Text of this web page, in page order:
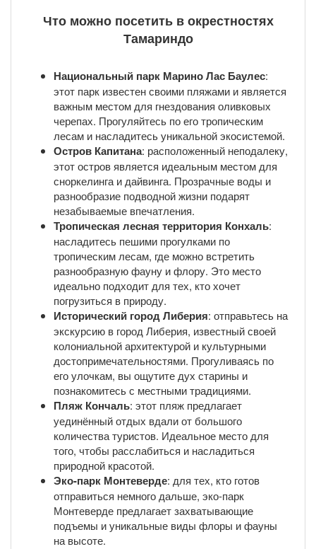
Что можно посетить в окрестностях
Тамариндо
Национальный парк Марино Лас Баулес:
этот парк известен своими пляжами и является
важным местом для гнездования оливковых
черепах. Прогуляйтесь по его тропическим
лесам и насладитесь уникальной экосистемой.
Остров Капитана: расположенный неподалеку,
этот остров является идеальным местом для
сноркелинга и дайвинга. Прозрачные воды и
разнообразие подводной жизни подарят
незабываемые впечатления.
Тропическая лесная территория Конхаль:
насладитесь пешими прогулками по
тропическим лесам, где можно встретить
разнообразную фауну и флору. Это место
идеально подходит для тех, кто хочет
погрузиться в природу.
Исторический город Либерия: отправьтесь на
экскурсию в город Либерия, известный своей
колониальной архитектурой и культурными
достопримечательностями. Прогуливаясь по
его улочкам, вы ощутите дух старины и
познакомитесь с местными традициями.
Пляж Кончаль: этот пляж предлагает
уединённый отдых вдали от большого
количества туристов. Идеальное место для
того, чтобы расслабиться и насладиться
природной красотой.
Эко-парк Монтеверде: для тех, кто готов
отправиться немного дальше, эко-парк
Монтеверде предлагает захватывающие
подъемы и уникальные виды флоры и фауны
на высоте.